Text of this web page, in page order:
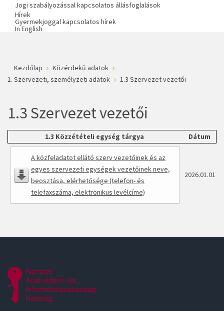
Jogi szabályozással kapcsolatos állásfoglalások
Hírek
Gyermekjoggal kapcsolatos hírek
In English
Kezdőlap
Közérdekű adatok
1. Szervezeti, személyzeti adatok
1.3 Szervezet vezetői
1.3 Szervezet vezetői
1.3 Közzétételi egység tárgya Dátum
A közfeladatot ellátó szerv vezetőinek és az
egyes szervezeti egységek vezetőinek neve,
beosztása, elérhetősége (telefon- és
telefaxszáma, elektronikus levélcíme)
2026.01.01